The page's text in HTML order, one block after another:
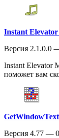
Instant
Версия 2.1.0.0
Instant Elevator
поможет вам
GetWindowText
Версия 4.77 —